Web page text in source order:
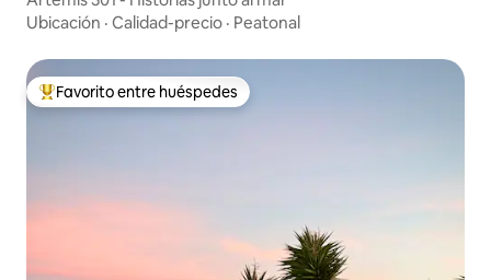
Ubicación · Calidad-precio · Peatonal
Favorito entre huéspedes preferido
Favorito entre huéspedes